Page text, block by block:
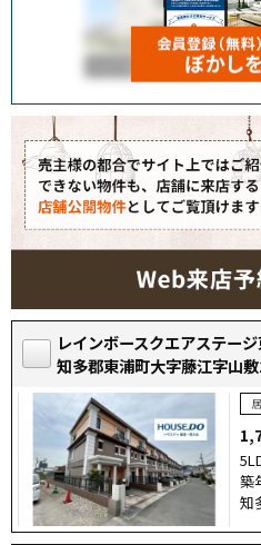
レインボースクエアステー
知多郡東浦町大字藤江字山
築
知